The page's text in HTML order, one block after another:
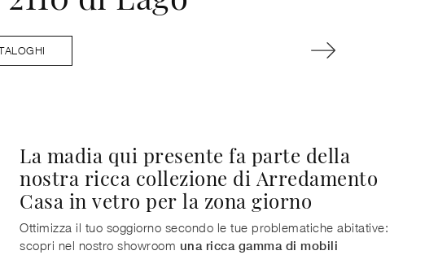
La madia qui presente fa parte della
nostra ricca collezione di Arredamento
Casa in vetro per la zona giorno
Ottimizza il tuo soggiorno secondo le tue problematiche abitative:
scopri nel nostro showroom una ricca gamma di mobili